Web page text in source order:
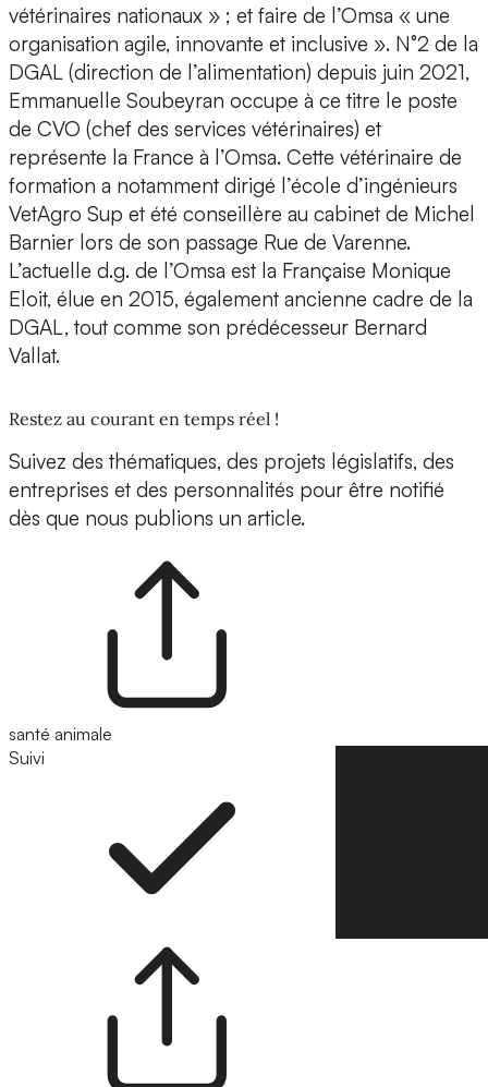
vétérinaires nationaux » ; et faire de l’Omsa « une
organisation agile, innovante et inclusive ». N°2 de la
DGAL (direction de l’alimentation) depuis juin 2021,
Emmanuelle Soubeyran occupe à ce titre le poste
de CVO (chef des services vétérinaires) et
représente la France à l’Omsa. Cette vétérinaire de
formation a notamment dirigé l’école d’ingénieurs
VetAgro Sup et été conseillère au cabinet de Michel
Barnier lors de son passage Rue de Varenne.
L’actuelle d.g. de l’Omsa est la Française Monique
Eloit, élue en 2015, également ancienne cadre de la
DGAL, tout comme son prédécesseur Bernard
Vallat.
Restez au courant en temps réel !
Suivez des thématiques, des projets législatifs, des
entreprises et des personnalités pour être notifié
dès que nous publions un article.
santé animale
Suivi